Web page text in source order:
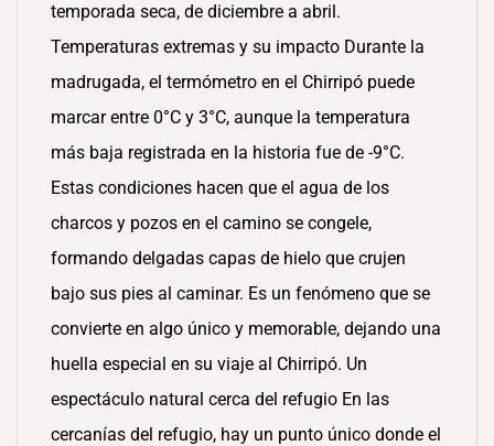
temporada seca, de diciembre a abril.
Temperaturas extremas y su impacto Durante la
madrugada, el termómetro en el Chirripó puede
marcar entre 0°C y 3°C, aunque la temperatura
más baja registrada en la historia fue de -9°C.
Estas condiciones hacen que el agua de los
charcos y pozos en el camino se congele,
formando delgadas capas de hielo que crujen
bajo sus pies al caminar. Es un fenómeno que se
convierte en algo único y memorable, dejando una
huella especial en su viaje al Chirripó. Un
espectáculo natural cerca del refugio En las
cercanías del refugio, hay un punto único donde el